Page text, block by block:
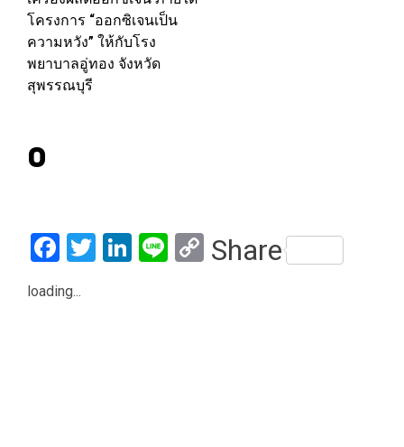
โครงการ “ออกซิเจนเป็น
ความหวัง” ให้กับโรง
พยาบาลอู่ทอง จังหวัด
สุพรรณบุรี
0
Facebook
Twitter
LinkedIn
LineCopy
Share
loading...